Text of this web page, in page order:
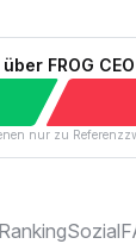
FROG CEO
nur zu
RankingSozial